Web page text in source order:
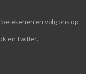
en volg ons op
en Twitter.